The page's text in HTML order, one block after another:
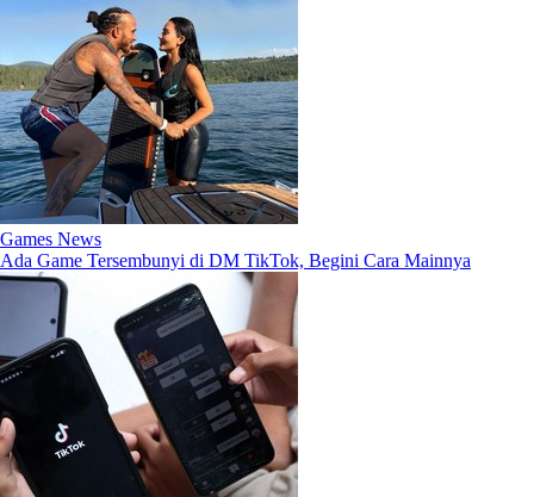
Games News
Ada Game Tersembunyi di DM TikTok, Begini Cara Mainnya